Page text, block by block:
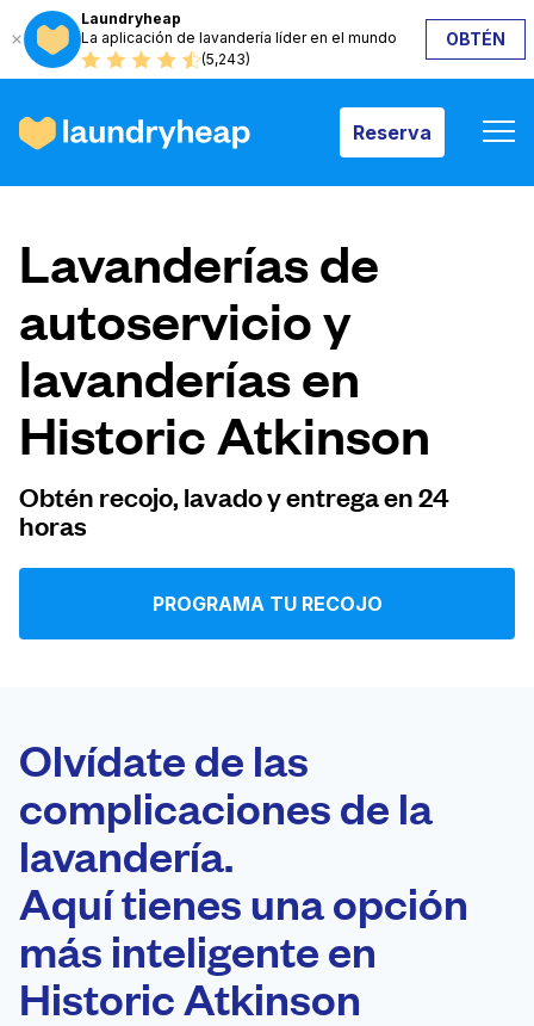
Laundryheap
La aplicación de lavandería líder en el mundo
(5,243)
OBTÉN
Reserva
Reserva
Cómo funciona
Precios y servicios
Quiénes somos
Iniciar sesión
United States ES
Lavanderías de
autoservicio y
lavanderías en
Historic Atkinson
Obtén recojo, lavado y entrega en 24
horas
PROGRAMA TU RECOJO
Olvídate de las
complicaciones de la
lavandería.
Aquí tienes una opción
más inteligente en
Historic Atkinson